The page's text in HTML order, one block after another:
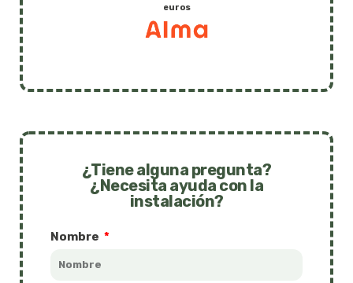
euros
¿Tiene alguna pregunta?
¿Necesita ayuda con la
instalación?
Nombre